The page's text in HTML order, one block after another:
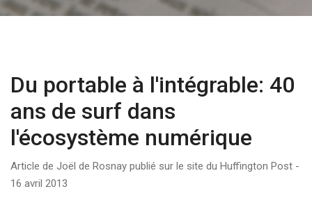
Du portable à l'intégrable: 40
ans de surf dans
l'écosystème numérique
Article de Joël de Rosnay publié sur le site du Huffington Post -
16 avril 2013